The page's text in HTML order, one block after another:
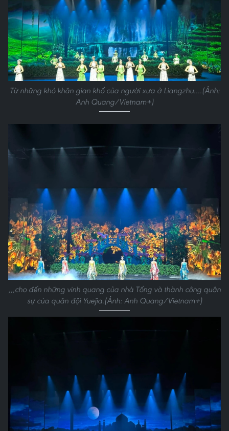
Từ những khó khăn gian khổ của người xưa ở Liangzhu....(Ảnh:
Anh Quang/Vietnam+)
,,,cho đến những vinh quang của nhà Tống và thành công quân
sự của quân đội Yuejia.(Ảnh: Anh Quang/Vietnam+)